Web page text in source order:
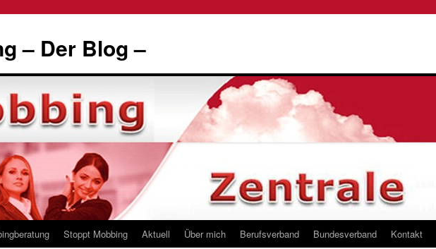
– Der Blog –
Stoppt Mobbing Aktuell Über mich Berufsverband Bundesverband Kontakt